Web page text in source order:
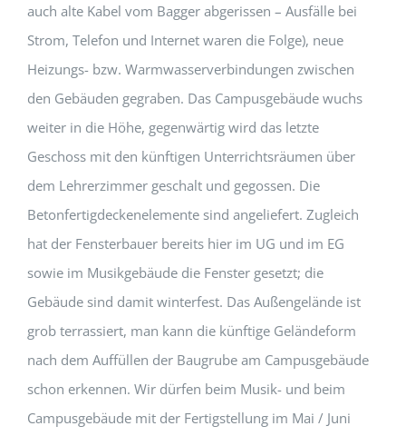
auch alte Kabel vom Bagger abgerissen – Ausfälle bei
Strom, Telefon und Internet waren die Folge), neue
Heizungs- bzw. Warmwasserverbindungen zwischen
den Gebäuden gegraben. Das Campusgebäude wuchs
weiter in die Höhe, gegenwärtig wird das letzte
Geschoss mit den künftigen Unterrichtsräumen über
dem Lehrerzimmer geschalt und gegossen. Die
Betonfertigdeckenelemente sind angeliefert. Zugleich
hat der Fensterbauer bereits hier im UG und im EG
sowie im Musikgebäude die Fenster gesetzt; die
Gebäude sind damit winterfest. Das Außengelände ist
grob terrassiert, man kann die künftige Geländeform
nach dem Auffüllen der Baugrube am Campusgebäude
schon erkennen. Wir dürfen beim Musik- und beim
Campusgebäude mit der Fertigstellung im Mai / Juni